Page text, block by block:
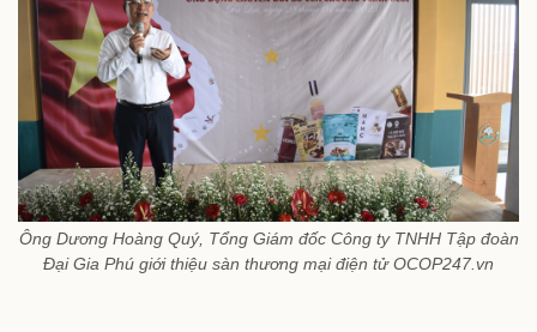
Ông Dương Hoàng Quý, Tổng Giám đốc Công ty TNHH Tập đoàn
Đại Gia Phú giới thiệu sàn thương mại điện tử OCOP247.vn